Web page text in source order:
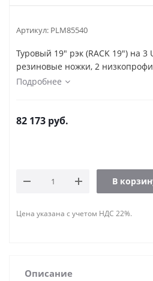
Артикул: PLM85540
Туровый 19" рэк (RACK 19") на 3
резиновые ножки, 2
Подробнее
82 173 руб.
В
Цена указана с учетом НДС 22%.
Описание